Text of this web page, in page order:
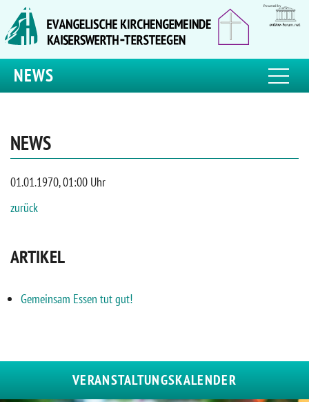
NEWS
NEWS
01.01.1970, 01:00 Uhr
zurück
ARTIKEL
Gemeinsam Essen tut gut!
VERANSTALTUNGSKALENDER